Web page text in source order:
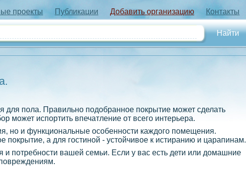
проекты Публикации Добавить организацию Контакты
пола. Правильно подобранное покрытие может сделать
испортить впечатление от всего интерьера.
но и функциональные особенности каждого помещения.
покрытие, а для гостиной - устойчивое к истиранию и царапинам.
и потребности вашей семьи. Если у вас есть дети или домашние